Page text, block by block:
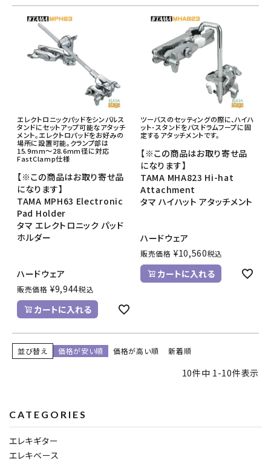
エレクトロニックパッドをシンバルス
タンドにセットアップ可能なアタッチ
メント。エレクトロパッドをお好みの
場所に設置可能。クランプ部は
15.9mm～28.6mm径に対応
FastClamp仕様
【※この商品はお取り寄せ品
になります】
TAMA MPH63 Electronic
Pad Holder
タマ エレクトロニック パッド
ホルダー
ハードウェア
販売価格 ¥9,944税込
カートに入れる
ツーバスのセッティングの際に、ハイハ
ット･スタンドをバスドラムフープに固
定するアタッチメントです。
【※この商品はお取り寄せ品
になります】
TAMA MHA823 Hi-hat
Attachment
タマ ハイハット アタッチメント
ハードウェア
販売価格 ¥10,560税込
カートに入れる
並び替え 価格が安い順 価格が高い順 新着順
10件中 1-10件表示
CATEGORIES
エレキギター
エレキベース